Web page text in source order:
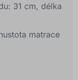
31 cm, délka
matrace